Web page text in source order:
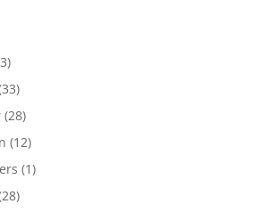
(28)
(12)
(1)